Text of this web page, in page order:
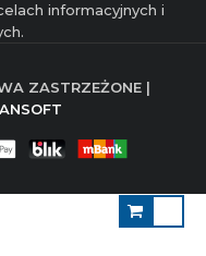
informacyjnych i
ZASTRZEŻONE |